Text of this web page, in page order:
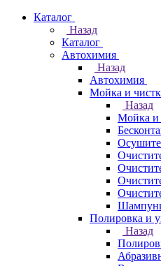
Каталог
Назад
Каталог
Автохимия
Назад
Автохимия
Мойка и
Назад
Мойка и
Полировка и
Назад